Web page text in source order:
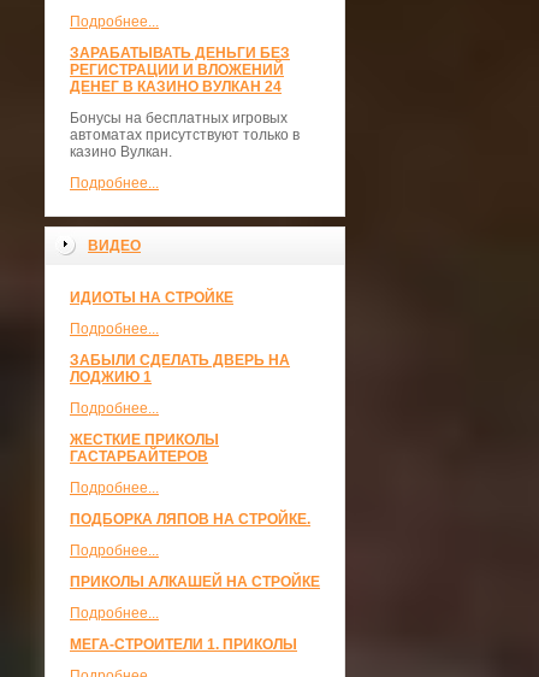
Подробнее...
ЗАРАБАТЫВАТЬ ДЕНЬГИ БЕЗ
РЕГИСТРАЦИИ И ВЛОЖЕНИЙ
ДЕНЕГ В КАЗИНО ВУЛКАН 24
Бонусы на бесплатных игровых
автоматах присутствуют только в
казино Вулкан.
Подробнее...
ВИДЕО
ИДИОТЫ НА СТРОЙКЕ
Подробнее...
ЗАБЫЛИ СДЕЛАТЬ ДВЕРЬ НА
ЛОДЖИЮ 1
Подробнее...
ЖЕСТКИЕ ПРИКОЛЫ
ГАСТАРБАЙТЕРОВ
Подробнее...
ПОДБОРКА ЛЯПОВ НА СТРОЙКЕ.
Подробнее...
ПРИКОЛЫ АЛКАШЕЙ НА СТРОЙКЕ
Подробнее...
МЕГА-СТРОИТЕЛИ 1. ПРИКОЛЫ